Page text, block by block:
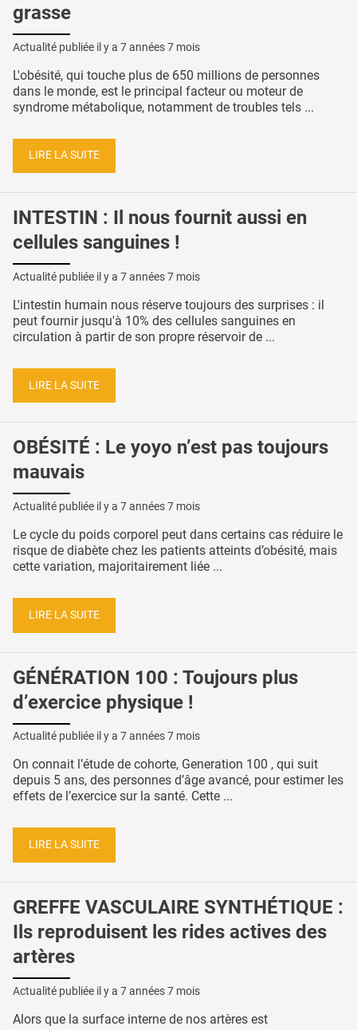
grasse
Actualité publiée il y a 7 années 7 mois
L'obésité, qui touche plus de 650 millions de personnes
dans le monde, est le principal facteur ou moteur de
syndrome métabolique, notamment de troubles tels ...
LIRE LA SUITE
INTESTIN : Il nous fournit aussi en
cellules sanguines !
Actualité publiée il y a 7 années 7 mois
L'intestin humain nous réserve toujours des surprises : il
peut fournir jusqu'à 10% des cellules sanguines en
circulation à partir de son propre réservoir de ...
LIRE LA SUITE
OBÉSITÉ : Le yoyo n’est pas toujours
mauvais
Actualité publiée il y a 7 années 7 mois
Le cycle du poids corporel peut dans certains cas réduire le
risque de diabète chez les patients atteints d’obésité, mais
cette variation, majoritairement liée ...
LIRE LA SUITE
GÉNÉRATION 100 : Toujours plus
d’exercice physique !
Actualité publiée il y a 7 années 7 mois
On connait l’étude de cohorte, Generation 100 , qui suit
depuis 5 ans, des personnes d’âge avancé, pour estimer les
effets de l’exercice sur la santé. Cette ...
LIRE LA SUITE
GREFFE VASCULAIRE SYNTHÉTIQUE :
Ils reproduisent les rides actives des
artères
Actualité publiée il y a 7 années 7 mois
Alors que la surface interne de nos artères est